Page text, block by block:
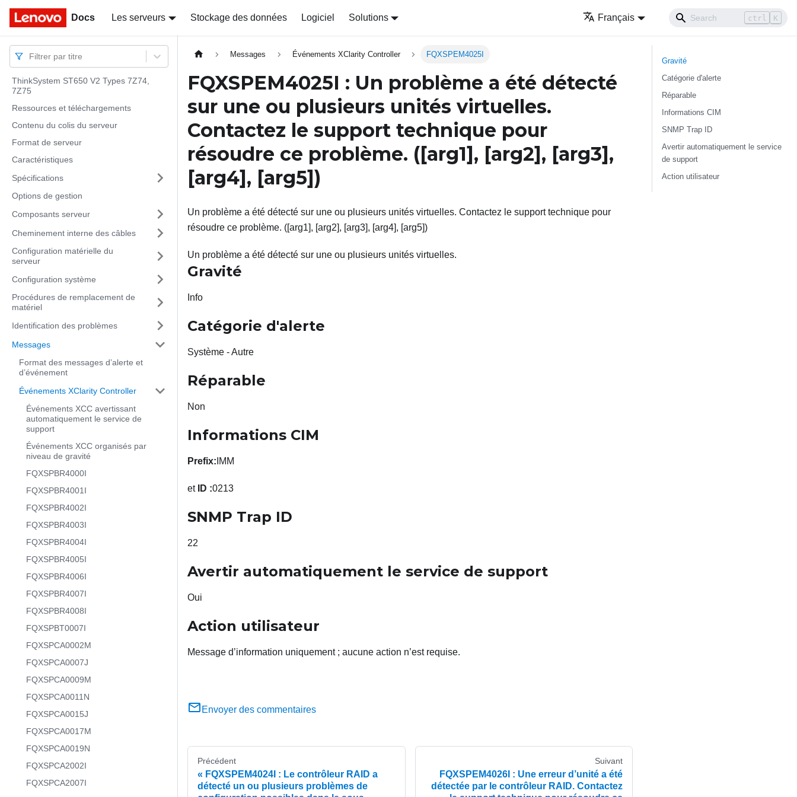
Docs Les serveurs Stockage des données Logiciel Solutions Français ctrl K
Docs
Filtrer par titre
ThinkSystem ST650 V2 Types 7Z74,
7Z75
Ressources et téléchargements
Contenu du colis du serveur
Format de serveur
Caractéristiques
Spécifications
Options de gestion
Composants serveur
Cheminement interne des câbles
Configuration matérielle du
serveur
Configuration système
Procédures de remplacement de
matériel
Identification des problèmes
Messages
Format des messages d’alerte et
d’événement
Événements XClarity Controller
Événements XCC avertissant
automatiquement le service de
support
Événements XCC organisés par
niveau de gravité
FQXSPBR4000I
FQXSPBR4001I
FQXSPBR4002I
FQXSPBR4003I
FQXSPBR4004I
FQXSPBR4005I
FQXSPBR4006I
FQXSPBR4007I
FQXSPBR4008I
FQXSPBT0007I
FQXSPCA0002M
FQXSPCA0007J
FQXSPCA0009M
FQXSPCA0011N
FQXSPCA0015J
FQXSPCA0017M
FQXSPCA0019N
FQXSPCA2002I
FQXSPCA2007I
Messages Événements XClarity Controller FQXSPEM4025I
FQXSPEM4025I : Un problème a été détecté
sur une ou plusieurs unités virtuelles.
Contactez le support technique pour
résoudre ce problème. ([arg1], [arg2], [arg3],
[arg4], [arg5])
Un problème a été détecté sur une ou plusieurs unités virtuelles. Contactez le support technique pour
résoudre ce problème. ([arg1], [arg2], [arg3], [arg4], [arg5])
Un problème a été détecté sur une ou plusieurs unités virtuelles.
Gravité
Info
Catégorie d'alerte
Système - Autre
Réparable
Non
Informations CIM
Prefix: IMM
et ID :0213
SNMP Trap ID
22
Avertir automatiquement le service de support
Oui
Action utilisateur
Message d’information uniquement ; aucune action n’est requise.
Envoyer des commentaires
Précédent
FQXSPEM4024I : Le contrôleur RAID a
détecté un ou plusieurs problèmes de
Suivant
FQXSPEM4026I : Une erreur d’unité a été
détectée par le contrôleur RAID. Contactez
Gravité
Catégorie d'alerte
Réparable
Informations CIM
SNMP Trap ID
Avertir automatiquement le service
de support
Action utilisateur